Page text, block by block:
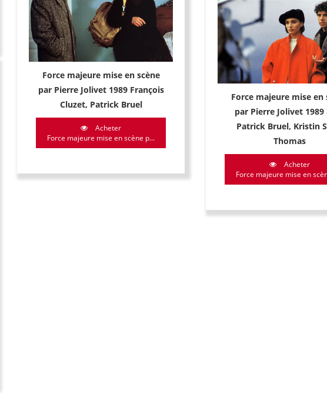
Force majeure mise en scène
par Pierre Jolivet 1989 François
Cluzet, Patrick Bruel
Acheter
Force majeure mise en scène p...
Force majeure mise en
par Pierre Jolivet 1989
Patrick Bruel, Kristin
Thomas
Acheter
Force majeure mise en